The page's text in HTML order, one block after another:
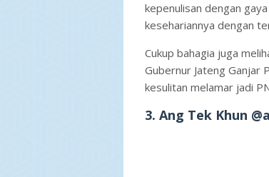
kepenulisan dengan
kesehariannya dengan
Cukup bahagia juga
Gubernur Jateng Ganjar
kesulitan melamar jadi
3. Ang Tek Khun